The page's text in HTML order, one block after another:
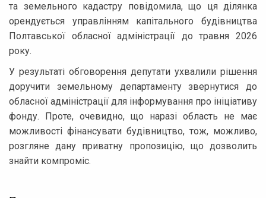
та земельного кадастру повідомила, що ця ділянка
орендується управлінням капітального будівництва
Полтавської обласної адміністрації до травня 2026
року.
У результаті обговорення депутати ухвалили рішення
доручити земельному департаменту звернутися до
обласної адміністрації для інформування про ініціативу
фонду. Проте, очевидно, що наразі область не має
можливості фінансувати будівництво, тож, можливо,
розгляне дану приватну пропозицію, що дозволить
знайти компроміс.